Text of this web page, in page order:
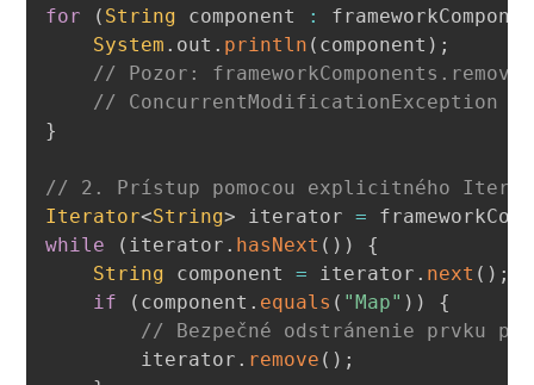
for
( String component :
System . out . println ( component ) ;
// Pozor:
// ConcurrentModificationException
}
// 2. Prístup pomocou explicitného
Iterator<String> iterator =
while
( iterator . hasNext ( ) )
{
String component = iterator . next ( ) ;
if
( component . equals ( "Map" ) )
{
// Bezpečné odstránenie prvku
        iterator
. remove ( ) ;